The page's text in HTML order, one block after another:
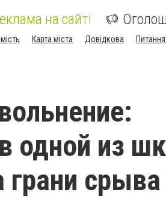
на сайті
Карта міста Довідкова
одной из
срыва